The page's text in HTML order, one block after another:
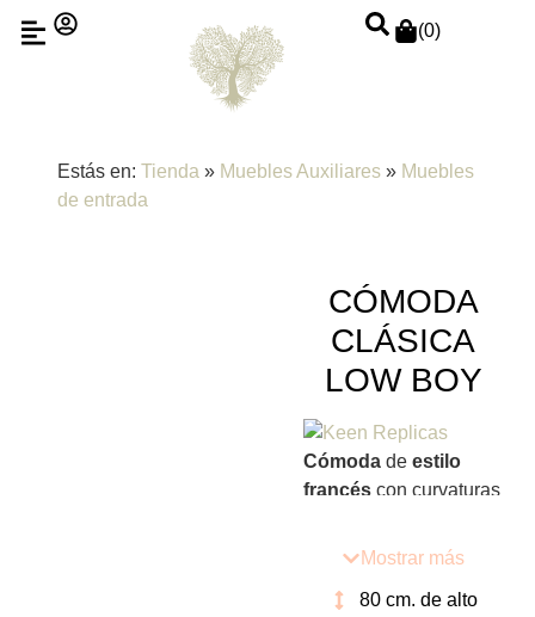
(0)
Estás en: Tienda » Muebles Auxiliares » Muebles
de entrada
CÓMODA
CLÁSICA
LOW BOY
Cómodade estilo
francéscon curvaturas
Pieza que podemos
nuestras casa que
Mostrar más
80 cm. de alto